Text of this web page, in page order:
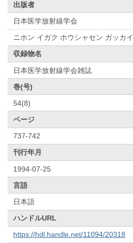
出版者
日本医学放射線学会
ニホン イガク ホウシャセン ガッカイ
収録物名
日本医学放射線学会雑誌
巻(号)
54(8)
ページ
737-742
刊行年月
1994-07-25
言語
日本語
ハンドルURL
https://hdl.handle.net/11094/20318